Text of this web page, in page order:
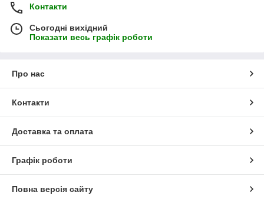
Контакти
Сьогодні вихідний
Показати весь графік роботи
Про нас
Контакти
Доставка та оплата
Графік роботи
Повна версія сайту